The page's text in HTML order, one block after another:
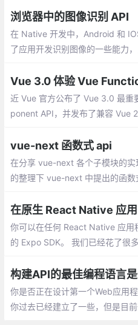
浏览器中的图像识别 API
在 Native 开发中，Android 和
了应用开发识别图像的一些能力
re API 。
Vue 3.0 体验 Vue
近 Vue 官方公布了 Vue 3.0 最
ponent API，并发布了兼容 Vue
nt API
vue-next 函数式 api
在分享 vue-next 各个子模块的
的整理下 vue-next 中提出的函
定的辅助作用
在原生 React Native 应
你可以在任何 React Native 应用
的 Expo SDK。 我们已经花了很
生态共享这些 API
构建API的最佳编程语言是
你是否正在设计第一个Web应用
你过去已经建立了一些，但是目